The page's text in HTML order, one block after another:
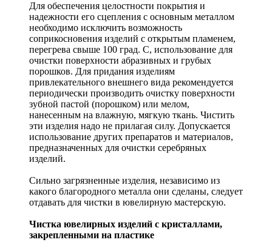
Для обеспечения целостности покрытия и
надежности его сцепления с основным металлом
необходимо исключить возможность
соприкосновения изделий с открытым пламенем,
перегрева свыше 100 град. С, использование для
очистки поверхности абразивных и грубых
порошков. Для придания изделиям
привлекательного внешнего вида рекомендуется
периодически производить очистку поверхности
зубной пастой (порошком) или мелом,
нанесенным на влажную, мягкую ткань. Чистить
эти изделия надо не прилагая силу. Допускается
использование других препаратов и материалов,
предназначенных для очистки серебряных
изделий.
Сильно загрязненные изделия, независимо из
какого благородного металла они сделаны, следует
отдавать для чистки в ювелирную мастерскую.
Чистка ювелирных изделий с кристаллами,
закрепленными на пластике